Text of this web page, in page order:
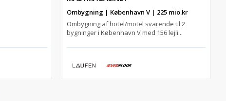
Ombygning | København V | 225 mio.kr
Ombygning af hotel/motel svarende til 2
bygninger i København V med 156 lejli...